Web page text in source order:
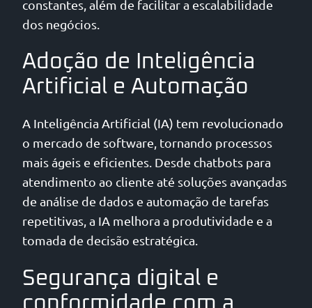
constantes, além de facilitar a escalabilidade
dos negócios.
Adoção de Inteligência
Artificial e Automação
A Inteligência Artificial (IA) tem revolucionado
o mercado de software, tornando processos
mais ágeis e eficientes. Desde chatbots para
atendimento ao cliente até soluções avançadas
de análise de dados e automação de tarefas
repetitivas, a IA melhora a produtividade e a
tomada de decisão estratégica.
Segurança digital e
conformidade com a